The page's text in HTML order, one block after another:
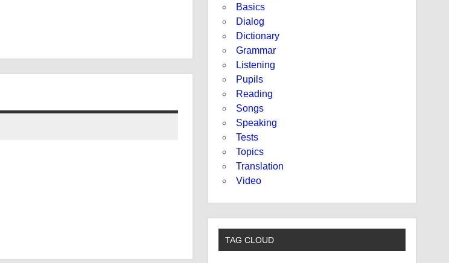
Basics
Dialog
Dictionary
Grammar
Listening
Pupils
Reading
Songs
Speaking
Tests
Topics
Translation
Video
TAG CLOUD